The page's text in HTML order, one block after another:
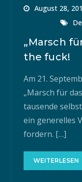
August 28,
„Marsch
the fuck!
Am 21.
„Marsch für
tausende
ein generelles
fordern. […]
WEITERLESEN